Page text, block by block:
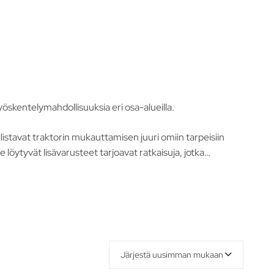
eri osa-alueilla.
traktorin mukauttamisen juuri omiin tarpeisiin
löytyvät lisävarusteet tarjoavat ratkaisuja, jotka
Järjestä uusimman mukaan